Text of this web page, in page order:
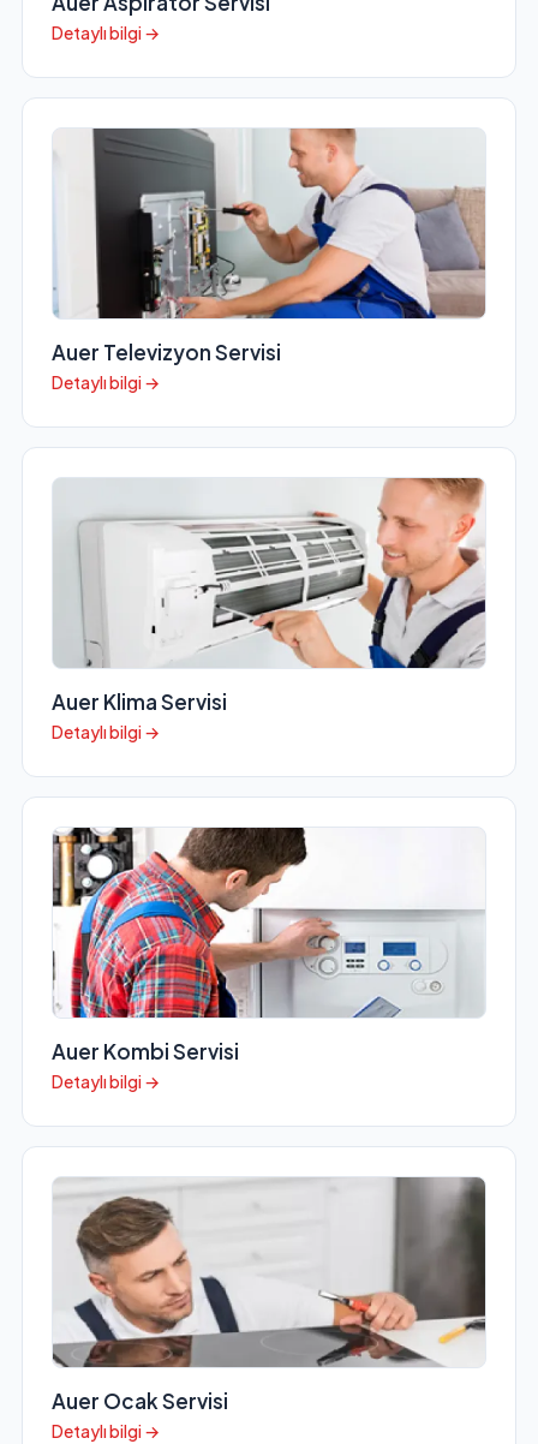
Detaylı bilgi →
Auer Televizyon Servisi
Detaylı bilgi →
Auer Klima Servisi
Detaylı bilgi →
Auer Kombi Servisi
Detaylı bilgi →
Auer Ocak Servisi
Detaylı bilgi →